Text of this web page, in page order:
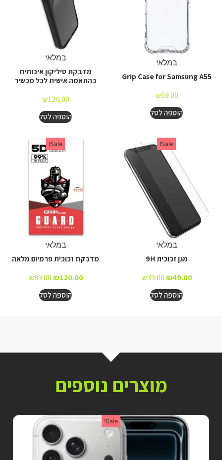
במלאי
Grip Case for Samsung A55
₪69.00
הוספה לסל
במלאי
מדבקת סיליקון איכותית
בהתאמה אישית לכל מכשיר
₪120.00
הוספה לסל
Sale!
במלאי
מגן זכוכית 9H
₪49.00
₪39.00
הוספה לסל
Sale!
במלאי
מדבקת זכוכית פרמיום מלאה
₪120.00
₪89.00
הוספה לסל
מוצרים נוספים
Sale!